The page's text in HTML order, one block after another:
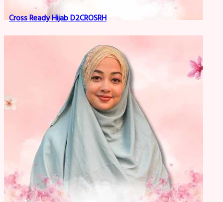
Cross Ready Hijab D2CROSRH